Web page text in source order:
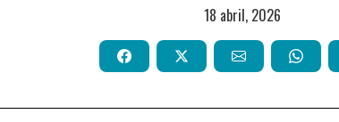
18 abril, 2026